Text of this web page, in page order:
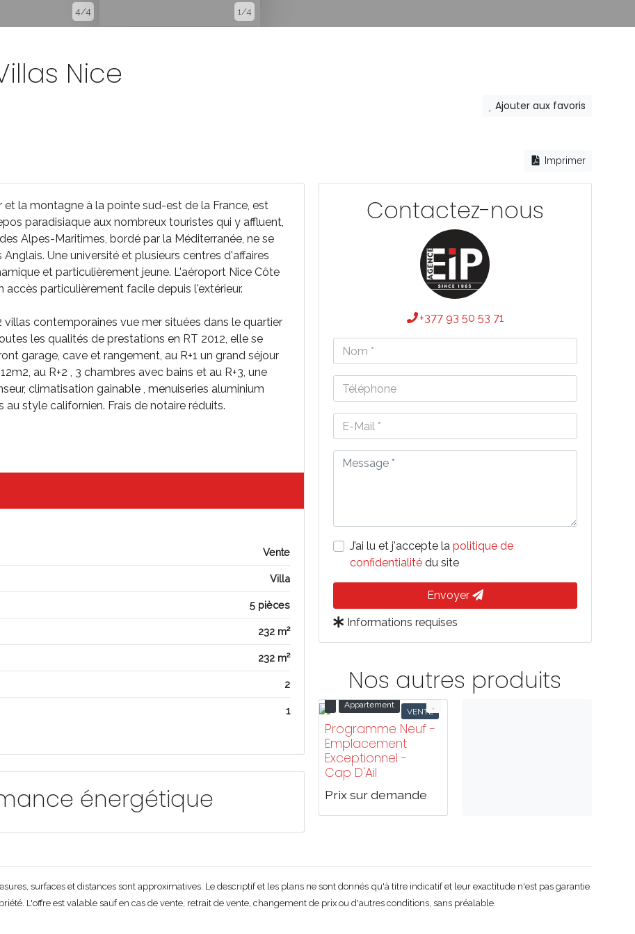
4/4 1/4
Nice
Ajouter aux favoris
Imprimer
la montagne à la pointe sud-est de la France, est
paradisiaque aux nombreux touristes qui y affluent,
Alpes-Maritimes, bordé par la Méditerranée, ne se
Une université et plusieurs centres d'affaires
et particulièrement jeune. L'aéroport Nice Côte
particulièrement facile depuis l'extérieur.
contemporaines vue mer situées dans le quartier
les qualités de prestations en RT 2012, elle se
garage, cave et rangement, au R+1 un grand séjour
au R+2 , 3 chambres avec bains et au R+3, une
climatisation gainable , menuiseries aluminium
style californien. Frais de notaire réduits.
Vente
Villa
5 pièces
232 m²
232 m²
2
1
énergétique
Contactez-nous
+377 93 50 53 71
J’ai lu et j'accepte la politique de
confidentialitédu site
Envoyer
Informations requises
Nos autres produits
VENTE
Appartement
Programme Neuf -
Emplacement
Exceptionnel -
Cap D'Ail
Prix sur demande
surfaces et distances sont approximatives. Le descriptif et les plans ne sont donnés qu'à titre indicatif et leur exactitude n'est pas garantie.
L'offre est valable sauf en cas de vente, retrait de vente, changement de prix ou d'autres conditions, sans préalable.